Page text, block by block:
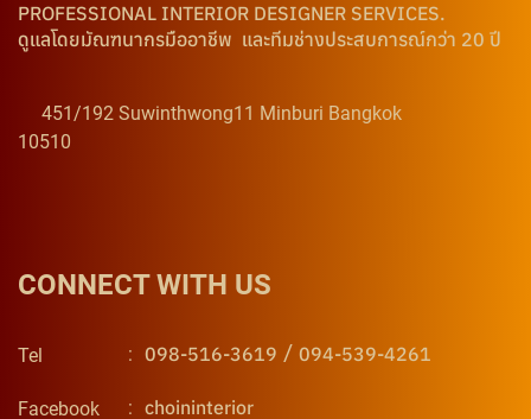
PROFESSIONAL INTERIOR DESIGNER SERVICES.
ดูแลโดยมัณฑนากรมืออาชีพ และทีมช่างประสบการณ์กว่า 20 ปี
451/192 Suwinthwong11 Minburi Bangkok
10510
CONNECT WITH US
Tel : 098-516-3619 / 094-539-4261
Facebook : choininterior